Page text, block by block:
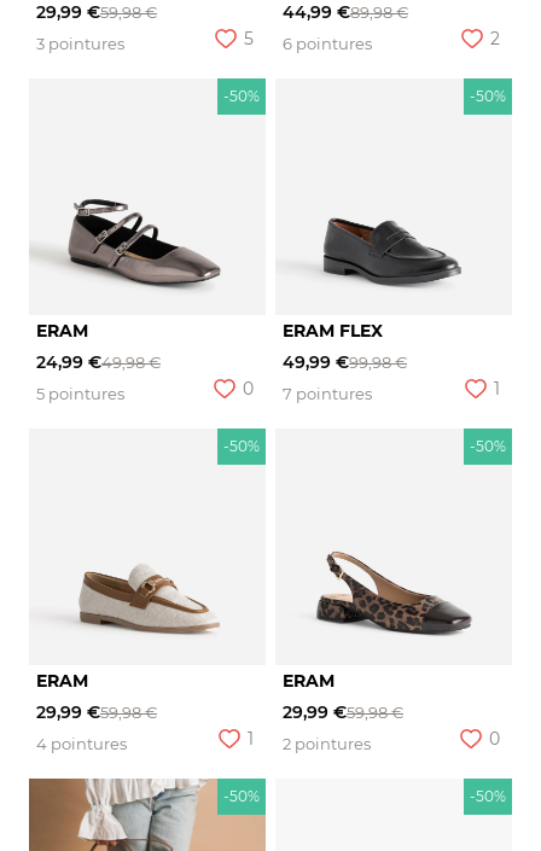
29,99 €59,98 €
3 pointures
5
44,99 €89,98 €
6 pointures
2
-50%
ERAM
24,99 €49,98 €
5 pointures
0
-50%
ERAM FLEX
49,99 €99,98 €
7 pointures
1
-50%
ERAM
29,99 €59,98 €
4 pointures
1
-50%
ERAM
29,99 €59,98 €
2 pointures
0
-50% -50%